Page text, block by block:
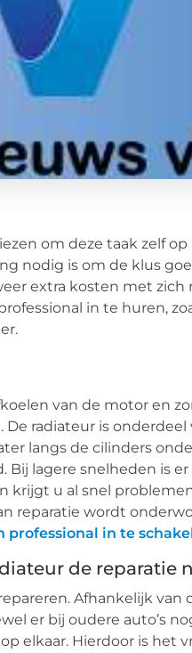
om deze taak zelf
nodig is om de klus
extra kosten met
in te huren,
van de motor en
radiateur is
langs de cilinders
lagere snelheden is
krijgt u al snel
reparatie wordt
professional in te
de reparatie
Afhankelijk van
er bij oudere auto’s
elkaar. Hierdoor is het